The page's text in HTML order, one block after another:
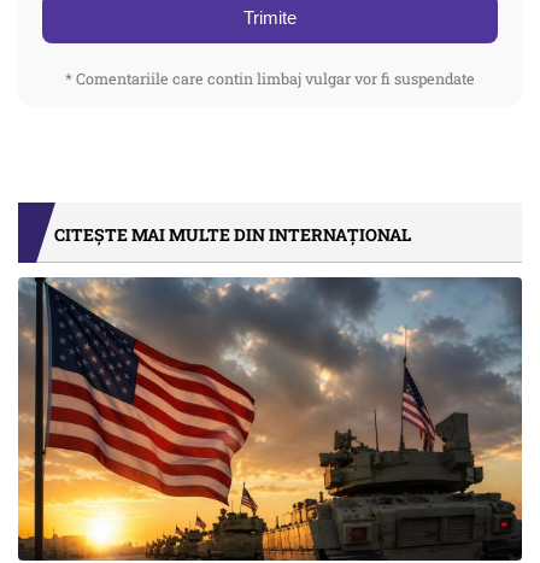
Trimite
* Comentariile care contin limbaj vulgar vor fi suspendate
CITEȘTE MAI MULTE DIN INTERNAȚIONAL